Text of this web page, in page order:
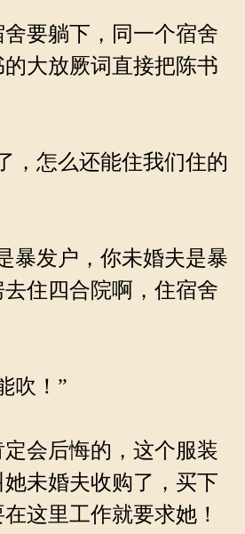
要躺下，同一个宿舍
大放厥词直接把陈书
，怎么还能住我们住的
暴发户，你未婚夫是暴
住四合院啊，住宿舍
吹！”
会后悔的，这个服装
未婚夫收购了，买下
这里工作就要求她！